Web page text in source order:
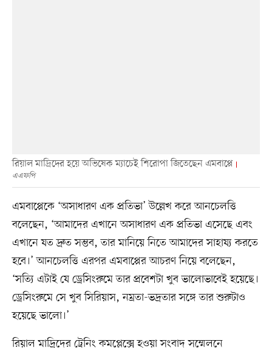
রিয়াল মাদ্রিদের হয়ে অভিষেক ম্যাচেই শিরোপা জিতেছেন এমবাপ্পে
এএফপি
এমবাপ্পেকে ‘অসাধারণ এক প্রতিভা’ উল্লেখ করে আনচেলত্তি
বলেছেন, ‘আমাদের এখানে অসাধারণ এক প্রতিভা এসেছে এবং
এখানে যত দ্রুত সম্ভব, তার মানিয়ে নিতে আমাদের সাহায্য করতে
হবে।’ আনচেলত্তি এরপর এমবাপ্পের আচরণ নিয়ে বলেছেন,
‘সত্যি এটাই যে ড্রেসিংরুমে তার প্রবেশটা খুব ভালোভাবেই হয়েছে।
ড্রেসিংরুমে সে খুব সিরিয়াস, নম্রতা-ভদ্রতার সঙ্গে তার শুরুটাও
হয়েছে ভালো।’
রিয়াল মাদ্রিদের ট্রেনিং কমপ্লেক্সে হওয়া সংবাদ সম্মেলনে